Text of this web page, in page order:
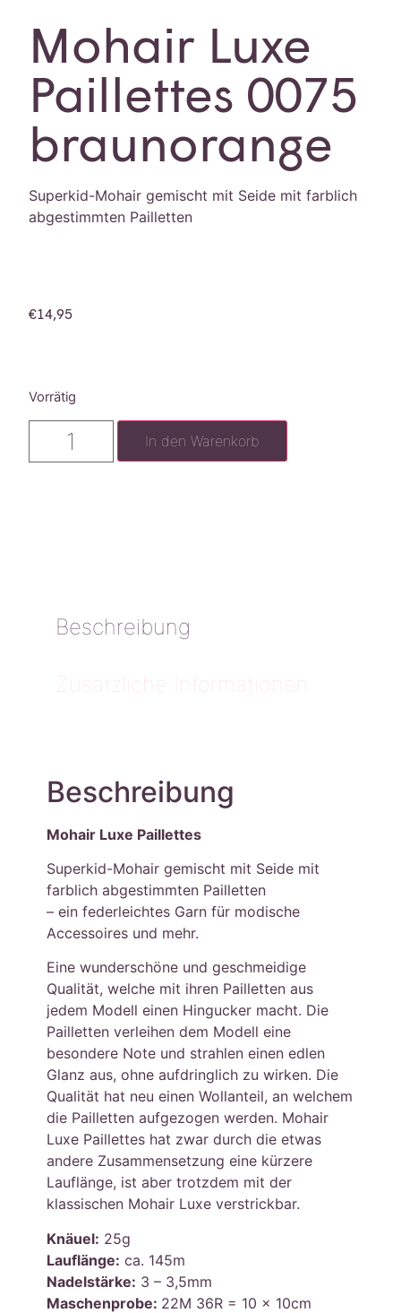
Mohair Luxe
Paillettes 0075
braunorange
Superkid-Mohair gemischt mit Seide mit farblich
abgestimmten Pailletten
€14,95
Vorrätig
In den Warenkorb
Beschreibung
Zusätzliche Informationen
Beschreibung
Mohair Luxe Paillettes
Superkid-Mohair gemischt mit Seide mit
farblich abgestimmten Pailletten
– ein federleichtes Garn für modische
Accessoires und mehr.
Eine wunderschöne und geschmeidige
Qualität, welche mit ihren Pailletten aus
jedem Modell einen Hingucker macht. Die
Pailletten verleihen dem Modell eine
besondere Note und strahlen einen edlen
Glanz aus, ohne aufdringlich zu wirken. Die
Qualität hat neu einen Wollanteil, an welchem
die Pailletten aufgezogen werden. Mohair
Luxe Paillettes hat zwar durch die etwas
andere Zusammensetzung eine kürzere
Lauflänge, ist aber trotzdem mit der
klassischen Mohair Luxe verstrickbar.
Knäuel: 25g
Lauflänge: ca. 145m
Nadelstärke: 3 – 3,5mm
Maschenprobe: 22M 36R = 10 x 10cm